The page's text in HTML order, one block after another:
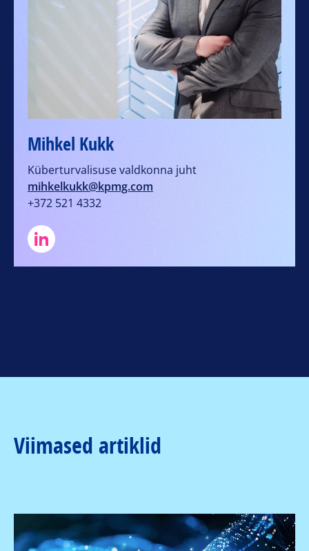
Mihkel Kukk
Küberturvalisuse valdkonna juht
mihkelkukk@kpmg.com
+372 521 4332
Viimased artiklid